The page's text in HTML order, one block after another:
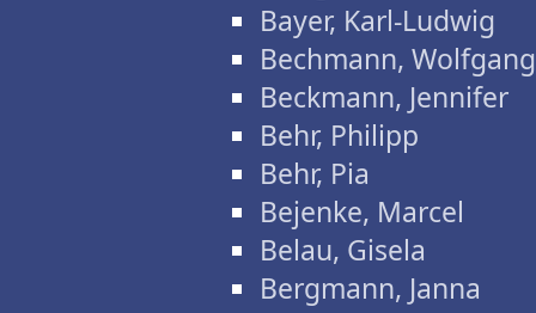
Bayer, Karl-Ludwig
Bechmann, Wolfgang
Beckmann, Jennifer
Behr, Philipp
Behr, Pia
Bejenke, Marcel
Belau, Gisela
Bergmann, Janna